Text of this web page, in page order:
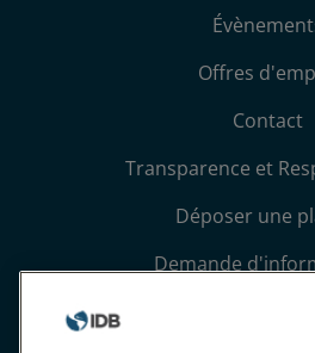
Offres
Contact
Transparence et
Déposer une
Demande
Conditions générales et